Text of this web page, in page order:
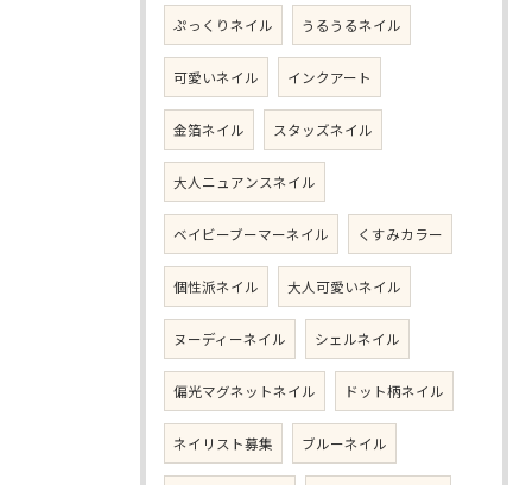
ぷっくりネイル うるうるネイル
可愛いネイル インクアート
金箔ネイル スタッズネイル
大人ニュアンスネイル
ベイビーブーマーネイル くすみカラー
個性派ネイル 大人可愛いネイル
ヌーディーネイル シェルネイル
偏光マグネットネイル ドット柄ネイル
ネイリスト募集 ブルーネイル